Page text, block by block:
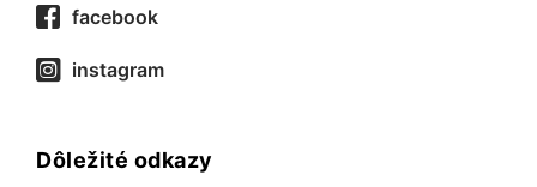
facebook
instagram
Dôležité odkazy